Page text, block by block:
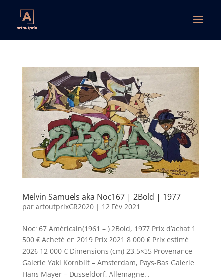
Melvin Samuels aka Noc167 | 2Bold | 1977
par artoutprixGR2020| 12 Fév 2021
Noc167 Américain(1961 – ) 2Bold, 1977 Prix d’achat 1
500 € Acheté en 2019 Prix 2021 8 000 € Prix estimé
2026 12 000 € Dimensions (cm) 23,5×35 Provenance
Galerie Yaki Kornblit – Amsterdam, Pays-Bas Galerie
Hans Mayer – Dusseldorf, Allemagne...